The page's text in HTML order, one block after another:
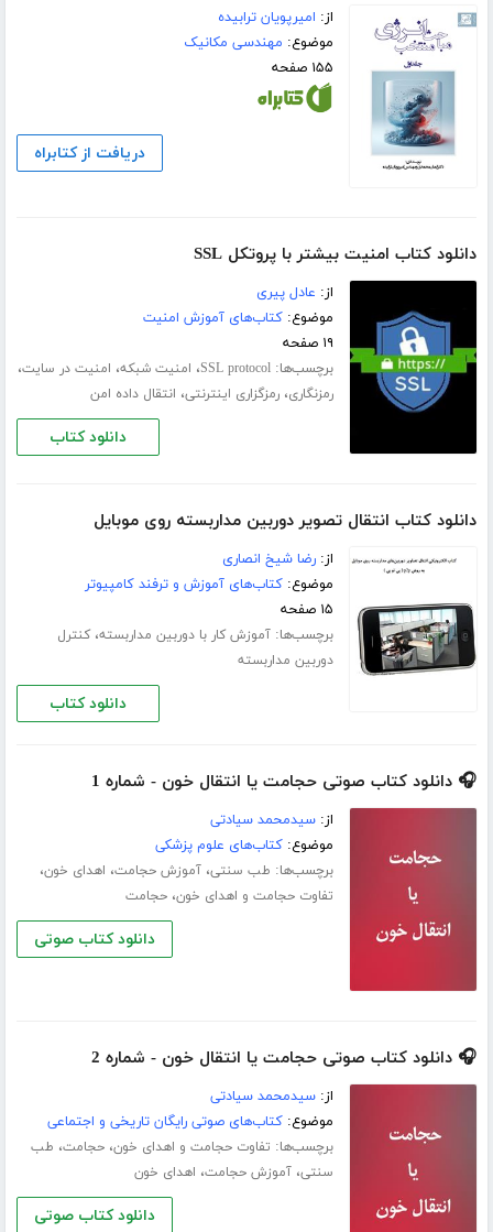
از: امیرپویان ترابیده
موضوع: مهندسی مکانیک
۱۵۵ صفحه
دریافت از کتابراه
دانلود کتاب امنیت بیشتر با پروتکل SSL
از: عادل پیری
موضوع:کتاب‌های آموزش امنیت
۱۹ صفحه
برچسب‌ها:SSL protocol، امنیت شبکه، امنیت در سایت،
رمزنگاری،رمزگزاری اینترنتی، انتقال داده امن
دانلود کتاب
دانلود کتاب انتقال تصویر دوربین مداربسته روی موبایل
از:رضا شیخ انصاری
موضوع:کتاب‌های آموزش و ترفند کامپیوتر
۱۵ صفحه
برچسب‌ها:آموزش کار با دوربین مداربسته،کنترل
دوربین مداربسته
دانلود کتاب
🎧 دانلود کتاب صوتی حجامت یا انتقال خون - شماره 1
از:سیدمحمد سیادتی
موضوع:کتاب‌های علوم پزشکی
برچسب‌ها: طب سنتی،آموزش حجامت، اهدای خون،
تفاوت حجامت و اهدای خون،حجامت
دانلود کتاب صوتی
🎧 دانلود کتاب صوتی حجامت یا انتقال خون - شماره 2
از:سیدمحمد سیادتی
موضوع:کتاب‌های صوتی رایگان تاریخی و اجتماعی
برچسب‌ها: تفاوت حجامت و اهدای خون،حجامت، طب
سنتی،آموزش حجامت، اهدای خون
دانلود کتاب صوتی